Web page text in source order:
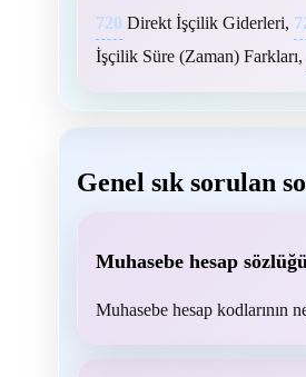
720 Direkt İşçilik Giderleri,
İşçilik Süre (Zaman) Farkları,
Genel sık sorulan
Muhasebe hesap
Muhasebe hesap kodlarının